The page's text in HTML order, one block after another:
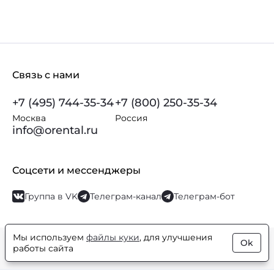
Связь с нами
+7 (495) 744-35-34
Москва
+7 (800) 250-35-34
Россия
info@orental.ru
Соцсети и мессенджеры
Группа в VK Телеграм-канал Телеграм-бот
© Orental.ru 2007–2026Интернет-магазин парфюмерии и
косметики
Мы используем файлы куки, для улучшения
работы сайта
Ok